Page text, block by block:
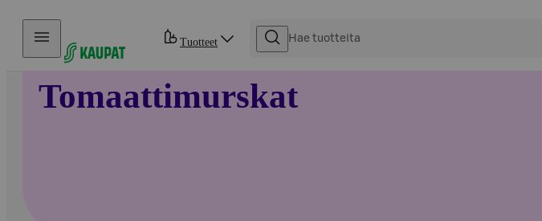
Hyppää sisältöön
Tuotteet
Tomaattimurskat